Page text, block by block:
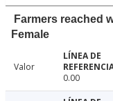
Farmers reached
Female
Valor
0.00